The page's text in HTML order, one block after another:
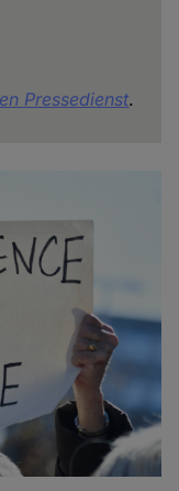
Pressedienst.